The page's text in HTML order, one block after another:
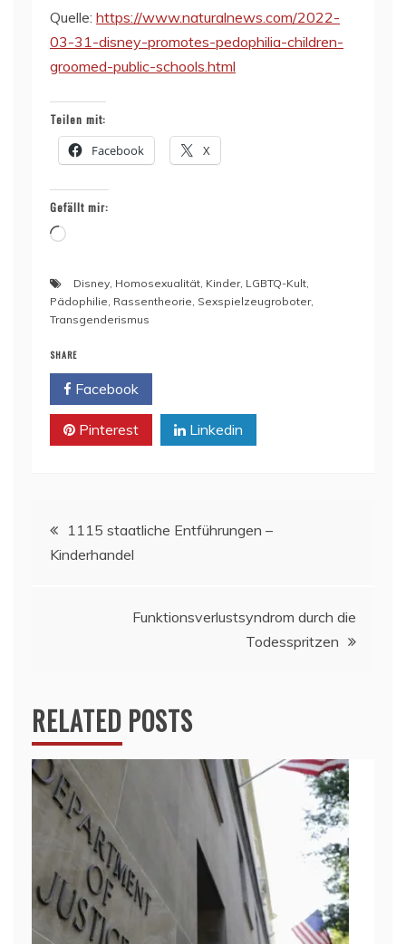
Quelle: https://www.naturalnews.com/2022-
03-31-disney-promotes-pedophilia-children-
groomed-public-schools.html
Teilen mit:
Facebook X
Gefällt mir:
Wird
Disney Homosexualität Kinder, LGBTQ-Kult
Pädophilie Rassentheorie Sexspielzeugroboter,
Transgenderismus
SHARE
Facebook
Pinterest Linkedin
Beitragsnavigation
1115 staatliche Entführungen –
Kinderhandel
Funktionsverlustsyndrom durch die
Todesspritzen
RELATED POSTS